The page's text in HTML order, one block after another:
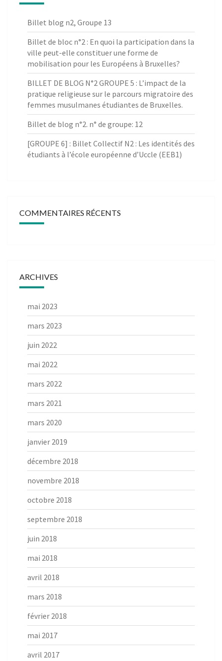
Billet blog n2, Groupe 13
Billet de bloc n°2 : En quoi la participation dans la
ville peut-elle constituer une forme de
mobilisation pour les Européens à Bruxelles?
BILLET DE BLOG N°2 GROUPE 5 : L’impact de la
pratique religieuse sur le parcours migratoire des
femmes musulmanes étudiantes de Bruxelles.
Billet de blog n°2. n° de groupe: 12
[GROUPE 6] : Billet Collectif N2 : Les identités des
étudiants à l’école européenne d’Uccle (EEB1)
COMMENTAIRES RÉCENTS
ARCHIVES
mai 2023
mars 2023
juin 2022
mai 2022
mars 2022
mars 2021
mars 2020
janvier 2019
décembre 2018
novembre 2018
octobre 2018
septembre 2018
juin 2018
mai 2018
avril 2018
mars 2018
février 2018
mai 2017
avril 2017